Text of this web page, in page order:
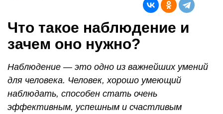
Что такое наблюдение и
зачем оно нужно?
Наблюдение — это одно из важнейших умений
для человека. Человек, хорошо умеющий
наблюдать, способен стать очень
эффективным, успешным и счастливым